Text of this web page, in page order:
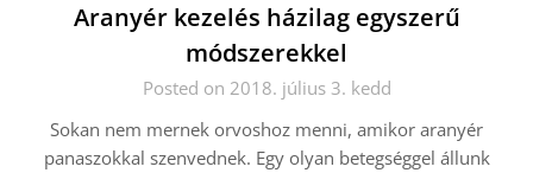
Aranyér kezelés házilag egyszerű
módszerekkel
Posted on 2018. július 3. kedd
Sokan nem mernek orvoshoz menni, amikor aranyér
panaszokkal szenvednek. Egy olyan betegséggel állunk